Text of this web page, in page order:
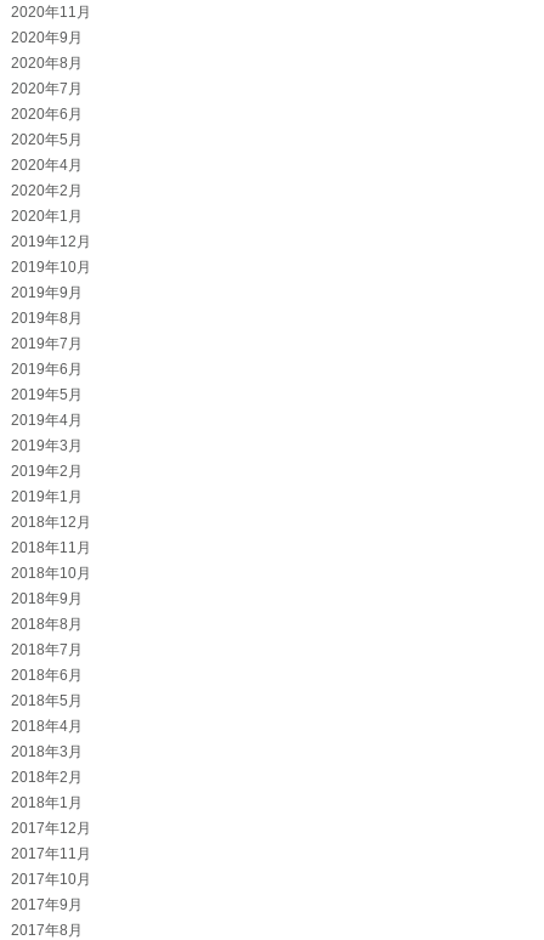
2020年11月
2020年9月
2020年8月
2020年7月
2020年6月
2020年5月
2020年4月
2020年2月
2020年1月
2019年12月
2019年10月
2019年9月
2019年8月
2019年7月
2019年6月
2019年5月
2019年4月
2019年3月
2019年2月
2019年1月
2018年12月
2018年11月
2018年10月
2018年9月
2018年8月
2018年7月
2018年6月
2018年5月
2018年4月
2018年3月
2018年2月
2018年1月
2017年12月
2017年11月
2017年10月
2017年9月
2017年8月